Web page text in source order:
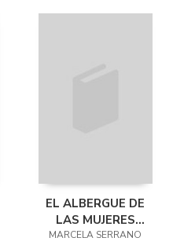
EL ALBERGUE DE
LAS MUJERES
TRISTES
MARCELA SERRANO